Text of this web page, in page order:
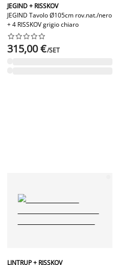
JEGIND + RISSKOV
JEGIND Tavolo Ø105cm rov.nat./nero
+ 4 RISSKOV grigio chiaro






315,00 €/SET
LINTRUP + RISSKOV